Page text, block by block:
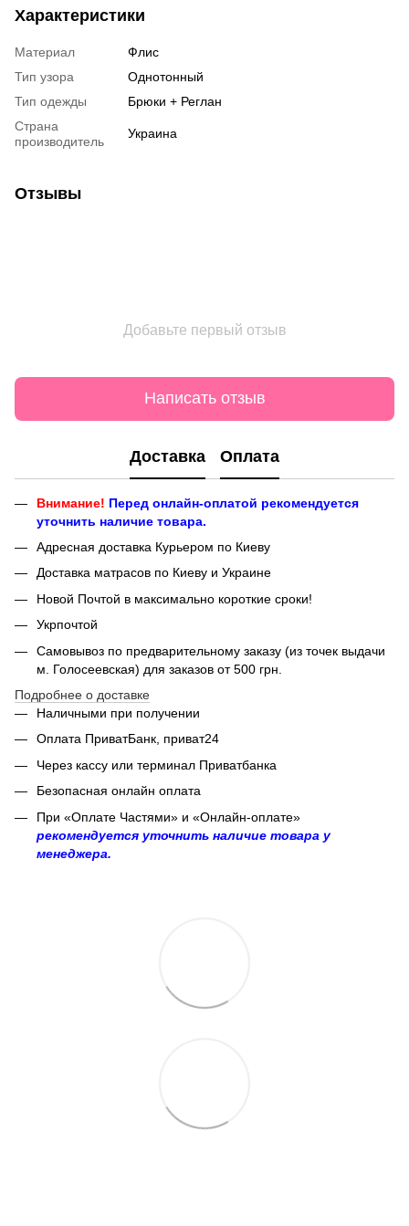
Характеристики
Материал
Флис
Тип узора
Однотонный
Тип одежды
Брюки + Реглан
Страна
производитель
Украина
Отзывы
Добавьте первый отзыв
Написать отзыв
Доставка Оплата
Внимание! Перед онлайн-оплатой рекомендуется
уточнить наличие товара.
Адресная доставка Курьером по Киеву
Доставка матрасов по Киеву и Украине
Новой Почтой в максимально короткие сроки!
Укрпочтой
Самовывоз по предварительному заказу (из точек выдачи
м. Голосеевская) для заказов от 500 грн.
Подробнее о доставке
Наличными при получении
Оплата ПриватБанк, приват24
Через кассу или терминал Приватбанка
Безопасная онлайн оплата
При «Оплате Частями» и «Онлайн-оплате»
рекомендуется уточнить наличие товара у
менеджера.